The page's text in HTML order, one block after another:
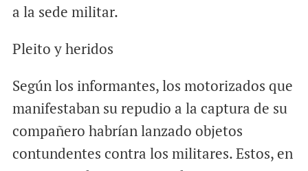
a la sede militar.
Pleito y heridos
Según los informantes, los motorizados que
manifestaban su repudio a la captura de su
compañero habrían lanzado objetos
contundentes contra los militares. Estos, en